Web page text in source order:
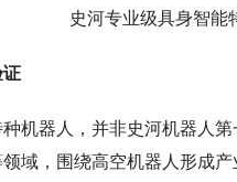
史河专业级具身智能
证
机器人，并非史河机器人
域，围绕高空机器人形成